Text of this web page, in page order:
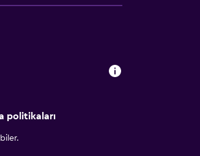
politikaları